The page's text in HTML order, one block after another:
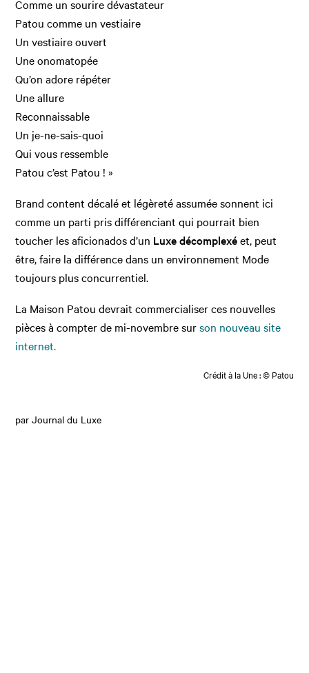
Comme un sourire dévastateur
Patou comme un vestiaire
Un vestiaire ouvert
Une onomatopée
Qu’on adore répéter
Une allure
Reconnaissable
Un je-ne-sais-quoi
Qui vous ressemble
Patou c’est Patou ! »
Brand content décalé et légèreté assumée sonnent ici
comme un parti pris différenciant qui pourrait bien
toucher les aficionados d’un Luxe décomplexéet, peut
être, faire la différence dans un environnement Mode
toujours plus concurrentiel.
La Maison Patou devrait commercialiser ces nouvelles
pièces à compter de mi-novembre surson nouveau site
internet.
Crédit à la Une : © Patou
par Journal du Luxe